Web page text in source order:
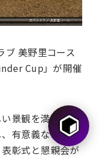
美野里コース
Cup」が開催
景観を満喫しな
有意義なひとと
彰式と懇親会が